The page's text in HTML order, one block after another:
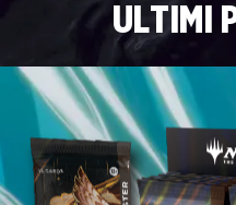
ULTIMI